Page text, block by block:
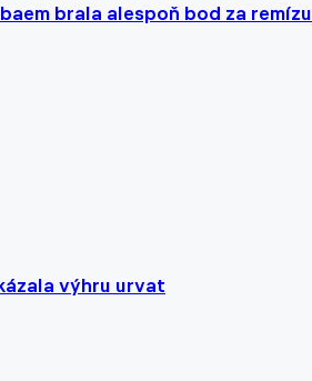
brala alespoň bod za remízu
výhru urvat